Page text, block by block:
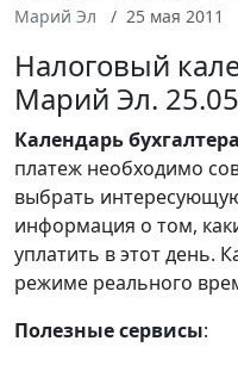
Марий Эл
25 мая 2011
Налоговый
Марий Эл.
Календарьбухгалтера
платеж необходимо
выбрать
информация о том,
уплатить в этот день.
режиме реального
Полезные сервисы: